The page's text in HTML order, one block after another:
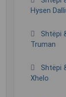
Hysen
Shtëpi
Truman
Shtëpi
Xhelo